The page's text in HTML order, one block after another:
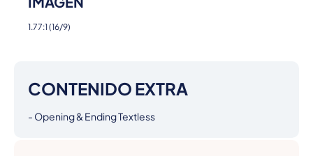
1.77:1 (16/9)
CONTENIDO EXTRA
- Opening & Ending Textless